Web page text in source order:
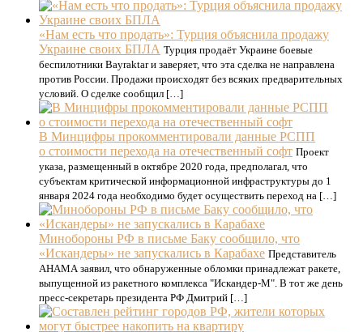
«Нам есть что продать»: Турция объяснила продажу
Украине своих БПЛА Турция продаёт Украине боевые
беспилотники Bayraktar и заверяет, что эта сделка не направлена
против России. Продажи происходят без всяких предварительных
условий. О сделке сообщил […]
В Минцифры прокомментировали данные РСПП
о стоимости перехода на отечественный софт Проект
указа, размещенный в октябре 2020 года, предполагал, что
субъектам критической информационной инфраструктуры до 1
января 2024 года необходимо будет осуществить переход на […]
Минобороны РФ в письме Баку сообщило, что
«Искандеры» не запускались в Карабахе Представитель
АНАМА заявил, что обнаруженные обломки принадлежат ракете,
выпущенной из ракетного комплекса "Искандер-М". В тот же день
пресс-секретарь президента РФ Дмитрий […]